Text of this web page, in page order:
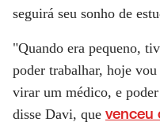
seguirá seu sonho de
"Quando era pequeno,
poder trabalhar, hoje
virar um médico, e
disse Davi, que venceu